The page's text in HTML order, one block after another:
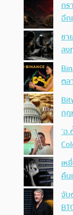
กร
อีก
ชา
ลง
ตล
กฎ
‘อ
เห
คืน
จับ